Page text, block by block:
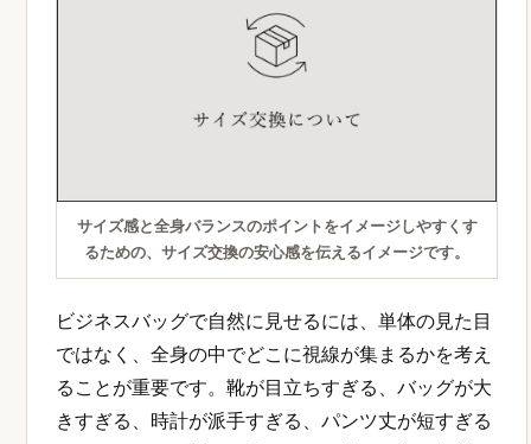
サイズ感と全身バランスのポイントをイメージしやすくす
るための、サイズ交換の安心感を伝えるイメージです。
ビジネスバッグで自然に見せるには、単体の見た目
ではなく、全身の中でどこに視線が集まるかを考え
ることが重要です。靴が目立ちすぎる、バッグが大
きすぎる、時計が派手すぎる、パンツ丈が短すぎる